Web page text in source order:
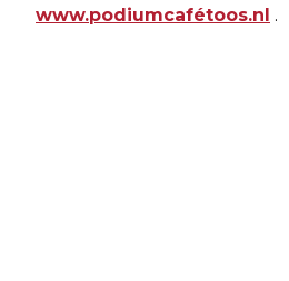
www.podiumcafétoos.nl .